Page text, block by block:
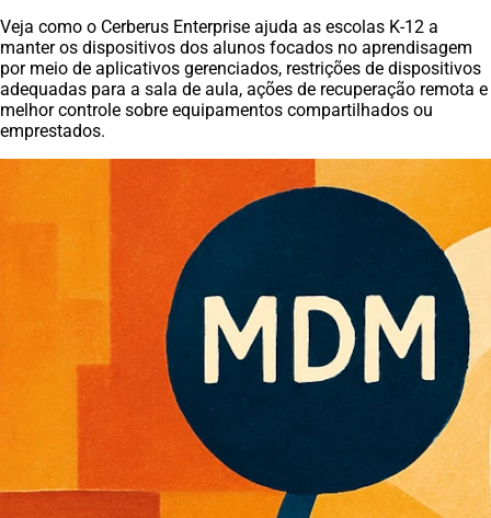
Veja como o Cerberus Enterprise ajuda as escolas K-12 a
manter os dispositivos dos alunos focados no aprendisagem
por meio de aplicativos gerenciados, restrições de dispositivos
adequadas para a sala de aula, ações de recuperação remota e
melhor controle sobre equipamentos compartilhados ou
emprestados.